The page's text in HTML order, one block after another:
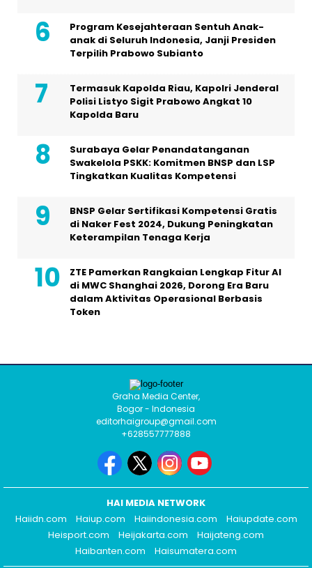
Program Kesejahteraan Sentuh Anak-
anak di Seluruh Indonesia, Janji Presiden
Terpilih Prabowo Subianto
Termasuk Kapolda Riau, Kapolri Jenderal
Polisi Listyo Sigit Prabowo Angkat 10
Kapolda Baru
Surabaya Gelar Penandatanganan
Swakelola PSKK: Komitmen BNSP dan LSP
Tingkatkan Kualitas Kompetensi
BNSP Gelar Sertifikasi Kompetensi Gratis
di Naker Fest 2024, Dukung Peningkatan
Keterampilan Tenaga Kerja
ZTE Pamerkan Rangkaian Lengkap Fitur AI
di MWC Shanghai 2026, Dorong Era Baru
dalam Aktivitas Operasional Berbasis
Token
Graha Media Center,
Bogor - Indonesia
editorhaigroup@gmail.com
+628557777888
HAI MEDIA NETWORK
Haiidn.com
Haiup.com Haiindonesia.com
Haiupdate.com
Heisport.com
Heijakarta.com
Haijateng.com
Haibanten.com
Haisumatera.com